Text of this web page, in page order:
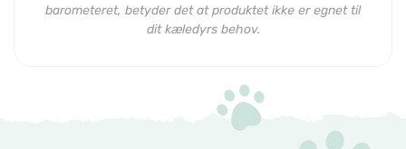
barometeret, betyder det at produktet ikke er egnet til
dit kæledyrs behov.